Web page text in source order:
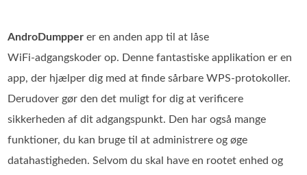
AndroDumpper er en anden app til at låse
WiFi‑adgangskoder op. Denne fantastiske applikation er en
app, der hjælper dig med at finde sårbare WPS‑protokoller.
Derudover gør den det muligt for dig at verificere
sikkerheden af dit adgangspunkt. Den har også mange
funktioner, du kan bruge til at administrere og øge
datahastigheden. Selvom du skal have en rootet enhed og